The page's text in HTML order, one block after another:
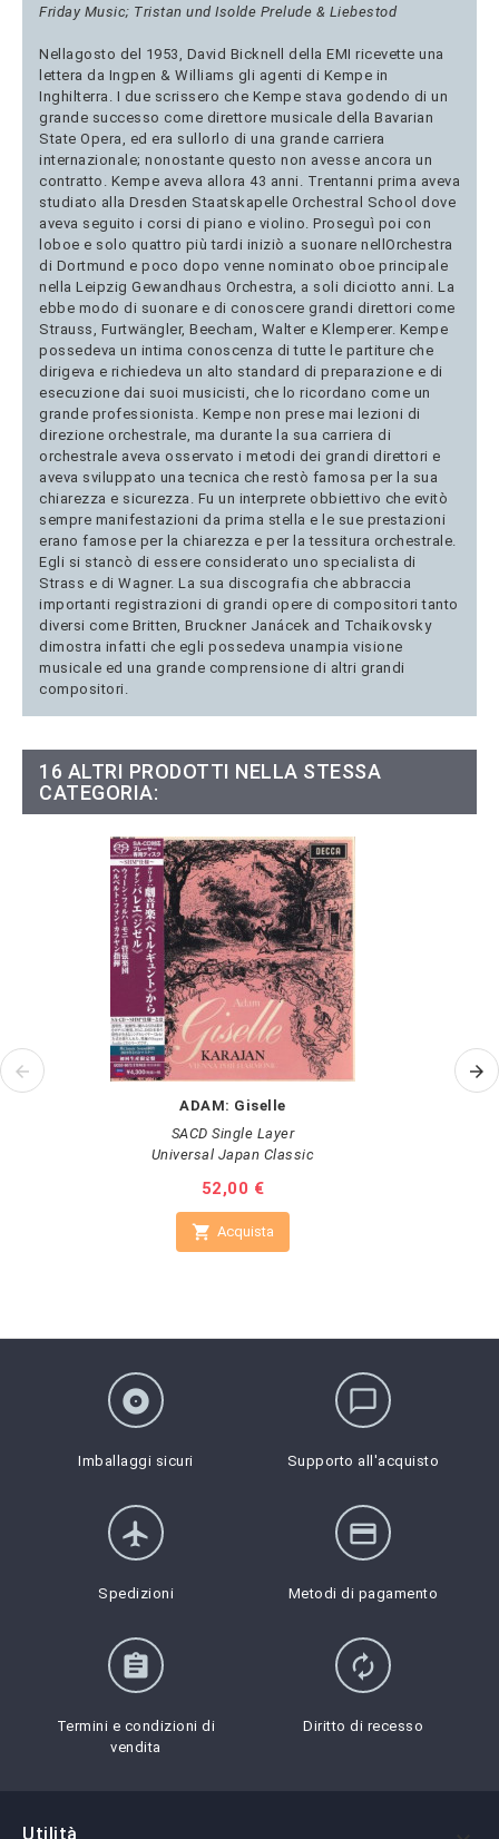
Friday Music; Tristan und Isolde Prelude & Liebestod
Nellagosto del 1953, David Bicknell della EMI ricevette una
lettera da Ingpen & Williams gli agenti di Kempe in
Inghilterra. I due scrissero che Kempe stava godendo di un
grande successo come direttore musicale della Bavarian
State Opera, ed era sullorlo di una grande carriera
internazionale; nonostante questo non avesse ancora un
contratto. Kempe aveva allora 43 anni. Trentanni prima aveva
studiato alla Dresden Staatskapelle Orchestral School dove
aveva seguito i corsi di piano e violino. Proseguì poi con
loboe e solo quattro più tardi iniziò a suonare nellOrchestra
di Dortmund e poco dopo venne nominato oboe principale
nella Leipzig Gewandhaus Orchestra, a soli diciotto anni. La
ebbe modo di suonare e di conoscere grandi direttori come
Strauss, Furtwängler, Beecham, Walter e Klemperer. Kempe
possedeva un intima conoscenza di tutte le partiture che
dirigeva e richiedeva un alto standard di preparazione e di
esecuzione dai suoi musicisti, che lo ricordano come un
grande professionista. Kempe non prese mai lezioni di
direzione orchestrale, ma durante la sua carriera di
orchestrale aveva osservato i metodi dei grandi direttori e
aveva sviluppato una tecnica che restò famosa per la sua
chiarezza e sicurezza. Fu un interprete obbiettivo che evitò
sempre manifestazioni da prima stella e le sue prestazioni
erano famose per la chiarezza e per la tessitura orchestrale.
Egli si stancò di essere considerato uno specialista di
Strass e di Wagner. La sua discografia che abbraccia
importanti registrazioni di grandi opere di compositori tanto
diversi come Britten, Bruckner Janácek and Tchaikovsky
dimostra infatti che egli possedeva unampia visione
musicale ed una grande comprensione di altri grandi
compositori.
16 ALTRI PRODOTTI NELLA STESSA
CATEGORIA:
ADAM: Giselle
SACD Single Layer
Universal Japan Classic
Prezzo
52,00 €
 Acquista
album
Imballaggi sicuri
chat_bubble_outline
Supporto all'acquisto
flight
Spedizioni
credit_card
Metodi di pagamento
assignment
Termini e condizioni di
vendita
autorenew
Diritto di recesso
Utilità